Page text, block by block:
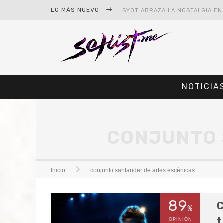
LO MÁS NUEVO
Inicio conjunto santander de artes escénicas
89%
OPINIÓN